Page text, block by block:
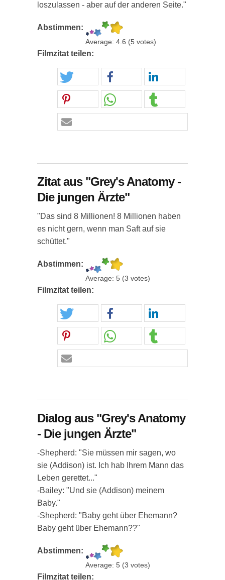
loszulassen - aber auf der anderen Seite."
Abstimmen:
Average: 4.6 (5 votes)
Filmzitat teilen:
Zitat aus "Grey's Anatomy -
Die jungen Ärzte"
"Das sind 8 Millionen! 8 Millionen haben
es nicht gern, wenn man Saft auf sie
schüttet."
Abstimmen:
Average: 5 (3 votes)
Filmzitat teilen:
Dialog aus "Grey's Anatomy
- Die jungen Ärzte"
-Shepherd: "Sie müssen mir sagen, wo
sie (Addison) ist. Ich hab Ihrem Mann das
Leben gerettet..."
-Bailey: "Und sie (Addison) meinem
Baby."
-Shepherd: "Baby geht über Ehemann?
Baby geht über Ehemann??"
Abstimmen:
Average: 5 (3 votes)
Filmzitat teilen: